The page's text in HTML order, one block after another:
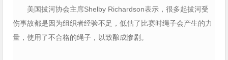
美国拔河协会主席Shelby Richardson表示，很多起拔河受
伤事故都是因为组织者经验不足，低估了比赛时绳子会产生的力
量，使用了不合格的绳子，以致酿成惨剧。